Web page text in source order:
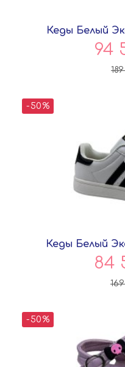
Кеды Белый
94
-50%
Кеды Белый
84
-50%